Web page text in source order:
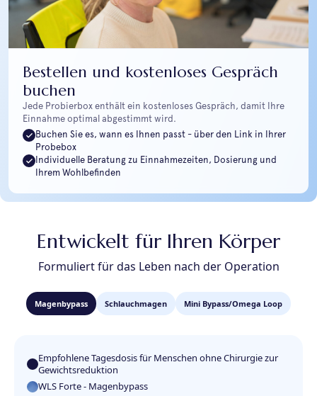
Bestellen und kostenloses Gespräch
buchen
Jede Probierbox enthält ein kostenloses Gespräch, damit Ihre
Einnahme optimal abgestimmt wird.
Buchen Sie es, wann es Ihnen passt - über den Link in Ihrer
Probebox
Individuelle Beratung zu Einnahmezeiten, Dosierung und
Ihrem Wohlbefinden
Entwickelt für Ihren Körper
Formuliert für das Leben nach der Operation
Magenbypass Schlauchmagen Mini Bypass/Omega Loop
Empfohlene Tagesdosis für Menschen ohne Chirurgie zur
Gewichtsreduktion
WLS Forte - Magenbypass